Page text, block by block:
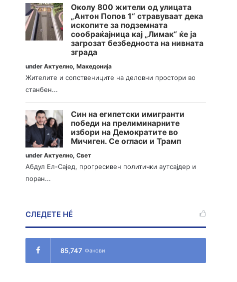
Околу 800 жители од улицата
„Антон Попов 1“ стравуваат дека
ископите за подземната
сообраќајница кај „Лимак“ ќе ја
загрозат безбедноста на нивната
зграда
underАктуелно,Македонија
Жителите и сопствениците на деловни простори во
станбен...
Син на египетски имигранти
победи на прелиминарните
избори на Демократите во
Мичиген. Се огласи и Трамп
underАктуелно,Свет
Абдул Ел-Сајед, прогресивен политички аутсајдер и
поран...
СЛЕДЕТЕ НÉ
85,747 Фанови